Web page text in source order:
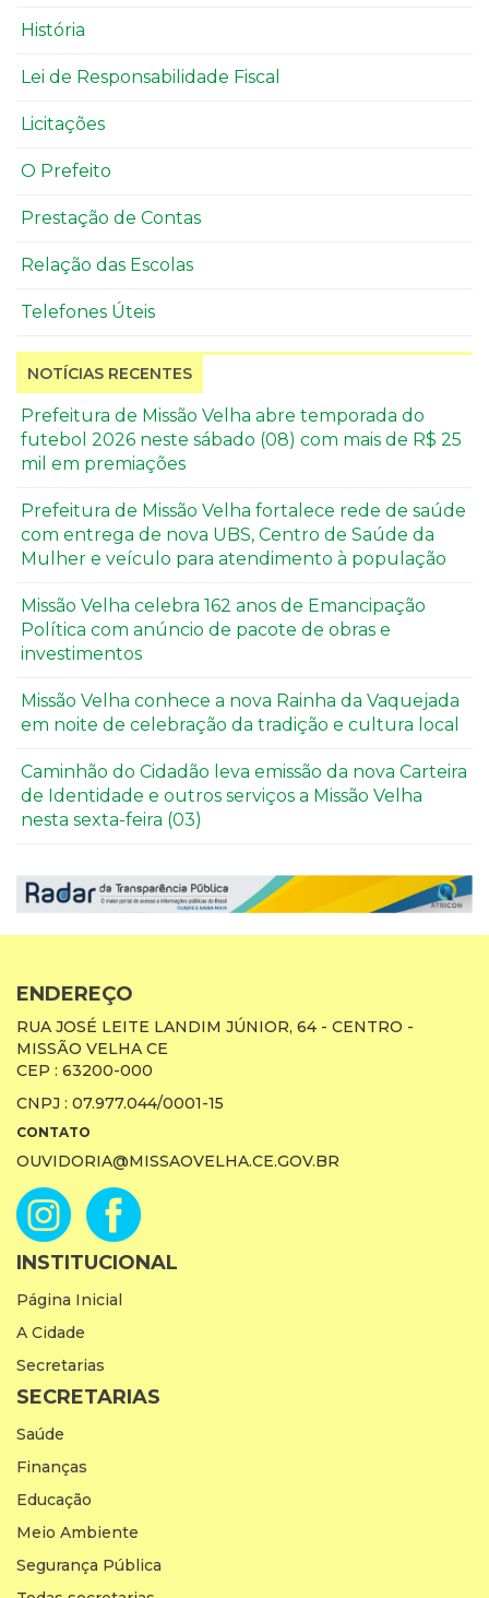
História
Lei de Responsabilidade Fiscal
Licitações
O Prefeito
Prestação de Contas
Relação das Escolas
Telefones Úteis
NOTÍCIAS RECENTES
Prefeitura de Missão Velha abre temporada do
futebol 2026 neste sábado (08) com mais de R$ 25
mil em premiações
Prefeitura de Missão Velha fortalece rede de saúde
com entrega de nova UBS, Centro de Saúde da
Mulher e veículo para atendimento à população
Missão Velha celebra 162 anos de Emancipação
Política com anúncio de pacote de obras e
investimentos
Missão Velha conhece a nova Rainha da Vaquejada
em noite de celebração da tradição e cultura local
Caminhão do Cidadão leva emissão da nova Carteira
de Identidade e outros serviços a Missão Velha
nesta sexta-feira (03)
ENDEREÇO
RUA JOSÉ LEITE LANDIM JÚNIOR, 64 - CENTRO -
MISSÃO VELHA CE
CEP : 63200-000
CNPJ : 07.977.044/0001-15
CONTATO
OUVIDORIA@MISSAOVELHA.CE.GOV.BR
INSTITUCIONAL
Página Inicial
A Cidade
Secretarias
SECRETARIAS
Saúde
Finanças
Educação
Meio Ambiente
Segurança Pública